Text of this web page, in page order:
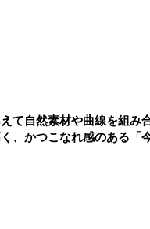
て自然素材や曲線を組み
、かつこなれ感のある「